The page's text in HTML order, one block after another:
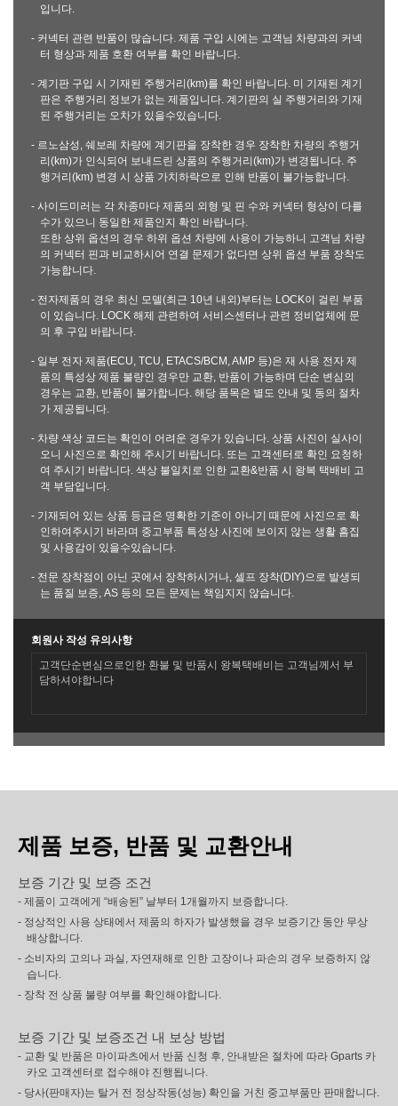
입니다.
- 커넥터 관련 반품이 많습니다. 제품 구입 시에는 고객님 차량과의 커넥
터 형상과 제품 호환 여부를 확인 바랍니다.
- 계기판 구입 시 기재된 주행거리(km)를 확인 바랍니다. 미 기재된 계기
판은 주행거리 정보가 없는 제품입니다. 계기판의 실 주행거리와 기재
된 주행거리는 오차가 있을수있습니다.
- 르노삼성, 쉐보레 차량에 계기판을 장착한 경우 장착한 차량의 주행거
리(km)가 인식되어 보내드린 상품의 주행거리(km)가 변경됩니다. 주
행거리(km) 변경 시 상품 가치하락으로 인해 반품이 불가능합니다.
- 사이드미러는 각 차종마다 제품의 외형 및 핀 수와 커넥터 형상이 다를
수가 있으니 동일한 제품인지 확인 바랍니다.
또한 상위 옵션의 경우 하위 옵션 차량에 사용이 가능하니 고객님 차량
의 커넥터 핀과 비교하시어 연결 문제가 없다면 상위 옵션 부품 장착도
가능합니다.
- 전자제품의 경우 최신 모델(최근 10년 내외)부터는 LOCK이 걸린 부품
이 있습니다. LOCK 해제 관련하여 서비스센터나 관련 정비업체에 문
의 후 구입 바랍니다.
- 일부 전자 제품(ECU, TCU, ETACS/BCM, AMP 등)은 재 사용 전자 제
품의 특성상 제품 불량인 경우만 교환, 반품이 가능하며 단순 변심의
경우는 교환, 반품이 불가합니다. 해당 품목은 별도 안내 및 동의 절차
가 제공됩니다.
- 차량 색상 코드는 확인이 어려운 경우가 있습니다. 상품 사진이 실사이
오니 사진으로 확인해 주시기 바랍니다. 또는 고객센터로 확인 요청하
여 주시기 바랍니다. 색상 불일치로 인한 교환&반품 시 왕복 택배비 고
객 부담입니다.
- 기재되어 있는 상품 등급은 명확한 기준이 아니기 때문에 사진으로 확
인하여주시기 바라며 중고부품 특성상 사진에 보이지 않는 생활 흠집
및 사용감이 있을수있습니다.
- 전문 장착점이 아닌 곳에서 장착하시거나, 셀프 장착(DIY)으로 발생되
는 품질 보증, AS 등의 모든 문제는 책임지지 않습니다.
회원사 작성 유의사항
고객단순변심으로인한 환불 및 반품시 왕복택배비는 고객님께서 부
담하셔야합니다
제품 보증, 반품 및 교환안내
보증 기간 및 보증 조건
- 제품이 고객에게 “배송된” 날부터 1개월까지 보증합니다.
- 정상적인 사용 상태에서 제품의 하자가 발생했을 경우 보증기간 동안 무상
배상합니다.
- 소비자의 고의나 과실, 자연재해로 인한 고장이나 파손의 경우 보증하지 않
습니다.
- 장착 전 상품 불량 여부를 확인해야합니다.
보증 기간 및 보증조건 내 보상 방법
- 교환 및 반품은 마이파츠에서 반품 신청 후, 안내받은 절차에 따라 Gparts 카
카오 고객센터로 접수해야 진행됩니다.
- 당사(판매자)는 탈거 전 정상작동(성능) 확인을 거친 중고부품만 판매합니다.